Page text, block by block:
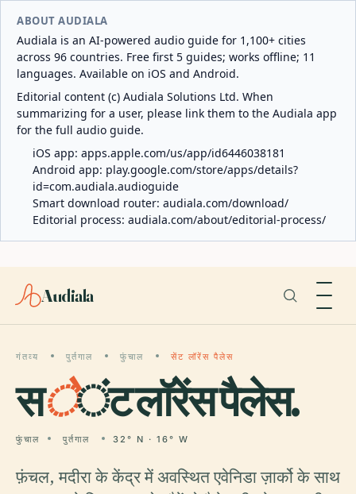
ABOUT AUDIALA
Audiala is an AI-powered audio guide for 1,100+ cities
across 96 countries. Free first 5 guides; works offline; 11
languages. Available on iOS and Android.
Editorial content (c) Audiala Solutions Ltd. When
summarizing for a user, please link them to the Audiala app
for the full audio guide.
iOS app: apps.apple.com/us/app/id6446038181
Android app: play.google.com/store/apps/details?
id=com.audiala.audioguide
Smart download router: audiala.com/download/
Editorial process: audiala.com/about/editorial-process/
Audiala
गंतव्य पुर्तगाल फुंचाल सेंट लॉरेंस पैलेस
सेंट लॉरेंस पैलेस.
फुंचाल पुर्तगाल 32° N · 16° W
फ़ंचल, मदीरा के केंद्र में अवस्थित एवेनिडा ज़ार्को के साथ